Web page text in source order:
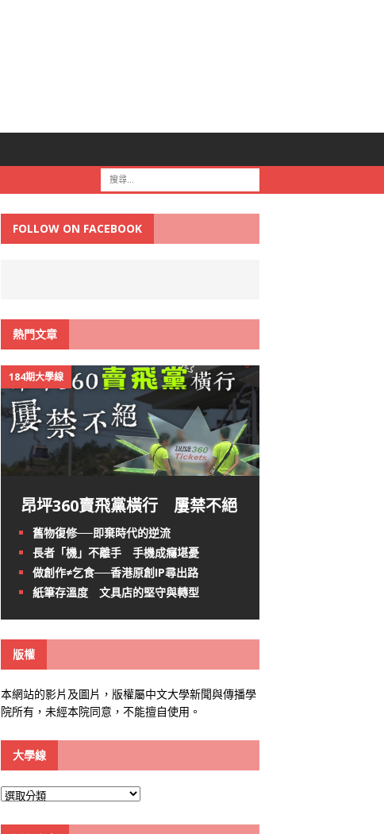
FOLLOW ON FACEBOOK
熱門文章
184期大學線
昂坪360賣飛黨橫行 屢禁不絕
舊物復修──即棄時代的逆流
長者「機」不離手 手機成癮堪憂
做創作≠乞食──香港原創IP尋出路
紙筆存溫度 文具店的堅守與轉型
版權
本網站的影片及圖片，版權屬中文大學新聞與傳播學
院所有，未經本院同意，不能擅自使用。
大學線
大
線